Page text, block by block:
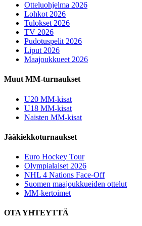
Otteluohjelma 2026
Lohkot 2026
Tulokset 2026
TV 2026
Pudotuspelit 2026
Liput 2026
Maajoukkueet 2026
Muut MM-turnaukset
U20 MM-kisat
U18 MM-kisat
Naisten MM-kisat
Jääkiekkoturnaukset
Euro Hockey Tour
Olympialaiset 2026
NHL 4 Nations Face-Off
Suomen maajoukkueiden ottelut
MM-kertoimet
OTA YHTEYTTÄ